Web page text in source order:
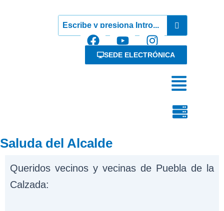
F
a
c
Y
o
u
I
n
s
SEDE ELECTRÓNICA
Menú
Menú
Saluda del Alcalde
Queridos vecinos y vecinas de Puebla de la
Calzada: